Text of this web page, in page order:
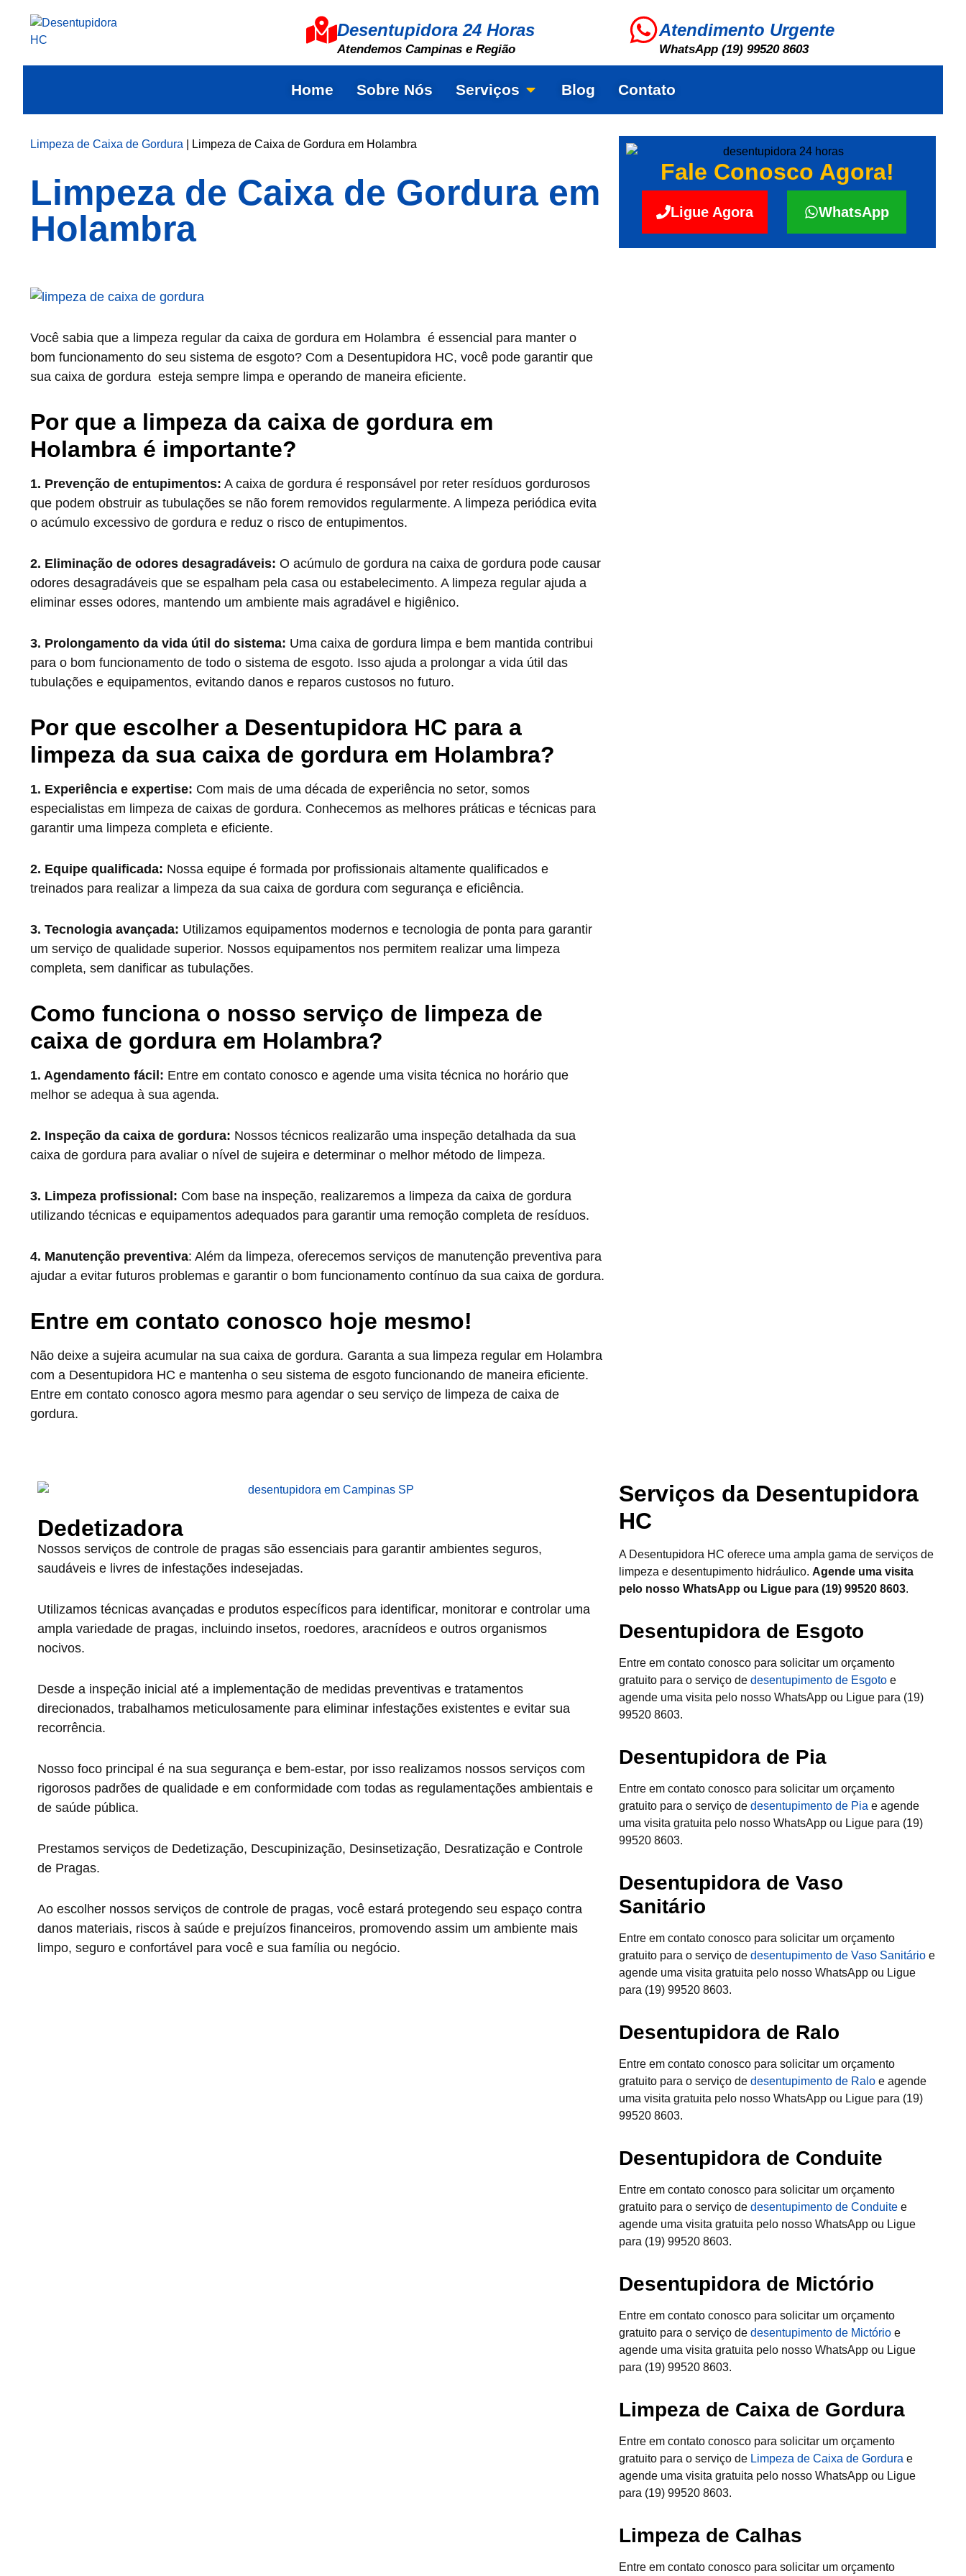
Desentupidora 24 Horas
Atendemos Campinas e Região
Atendimento Urgente
WhatsApp (19) 99520 8603
Home Sobre Nós Serviços Blog Contato
Limpeza de Caixa de Gordura Limpeza de Caixa de Gordura em Holambra
Limpeza de Caixa de Gordura em
Holambra
Você sabia que a limpeza regular da caixa de gordura em Holambra é essencial para manter o
bom funcionamento do seu sistema de esgoto? Com a Desentupidora HC, você pode garantir que
sua caixa de gordura esteja sempre limpa e operando de maneira eficiente.
Por que a limpeza da caixa de gordura em
Holambra é importante?
1. Prevenção de entupimentos: A caixa de gordura é responsável por reter resíduos gordurosos
que podem obstruir as tubulações se não forem removidos regularmente. A limpeza periódica evita
o acúmulo excessivo de gordura e reduz o risco de entupimentos.
2. Eliminação de odores desagradáveis: O acúmulo de gordura na caixa de gordura pode causar
odores desagradáveis que se espalham pela casa ou estabelecimento. A limpeza regular ajuda a
eliminar esses odores, mantendo um ambiente mais agradável e higiênico.
3. Prolongamento da vida útil do sistema: Uma caixa de gordura limpa e bem mantida contribui
para o bom funcionamento de todo o sistema de esgoto. Isso ajuda a prolongar a vida útil das
tubulações e equipamentos, evitando danos e reparos custosos no futuro.
Por que escolher a Desentupidora HC para a
limpeza da sua caixa de gordura em Holambra?
1. Experiência e expertise: Com mais de uma década de experiência no setor, somos
especialistas em limpeza de caixas de gordura. Conhecemos as melhores práticas e técnicas para
garantir uma limpeza completa e eficiente.
2. Equipe qualificada: Nossa equipe é formada por profissionais altamente qualificados e
treinados para realizar a limpeza da sua caixa de gordura com segurança e eficiência.
3. Tecnologia avançada: Utilizamos equipamentos modernos e tecnologia de ponta para garantir
um serviço de qualidade superior. Nossos equipamentos nos permitem realizar uma limpeza
completa, sem danificar as tubulações.
Como funciona o nosso serviço de limpeza de
caixa de gordura em Holambra?
1. Agendamento fácil: Entre em contato conosco e agende uma visita técnica no horário que
melhor se adequa à sua agenda.
2. Inspeção da caixa de gordura: Nossos técnicos realizarão uma inspeção detalhada da sua
caixa de gordura para avaliar o nível de sujeira e determinar o melhor método de limpeza.
3. Limpeza profissional: Com base na inspeção, realizaremos a limpeza da caixa de gordura
utilizando técnicas e equipamentos adequados para garantir uma remoção completa de resíduos.
4. Manutenção preventiva: Além da limpeza, oferecemos serviços de manutenção preventiva para
ajudar a evitar futuros problemas e garantir o bom funcionamento contínuo da sua caixa de gordura.
Entre em contato conosco hoje mesmo!
Não deixe a sujeira acumular na sua caixa de gordura. Garanta a sua limpeza regular em Holambra
com a Desentupidora HC e mantenha o seu sistema de esgoto funcionando de maneira eficiente.
Entre em contato conosco agora mesmo para agendar o seu serviço de limpeza de caixa de
gordura.
Fale Conosco Agora!
Ligue Agora WhatsApp
Dedetizadora
Nossos serviços de controle de pragas são essenciais para garantir ambientes seguros,
saudáveis e livres de infestações indesejadas.
Utilizamos técnicas avançadas e produtos específicos para identificar, monitorar e controlar uma
ampla variedade de pragas, incluindo insetos, roedores, aracnídeos e outros organismos
nocivos.
Desde a inspeção inicial até a implementação de medidas preventivas e tratamentos
direcionados, trabalhamos meticulosamente para eliminar infestações existentes e evitar sua
recorrência.
Nosso foco principal é na sua segurança e bem-estar, por isso realizamos nossos serviços com
rigorosos padrões de qualidade e em conformidade com todas as regulamentações ambientais e
de saúde pública.
Prestamos serviços de Dedetização, Descupinização, Desinsetização, Desratização e Controle
de Pragas.
Ao escolher nossos serviços de controle de pragas, você estará protegendo seu espaço contra
danos materiais, riscos à saúde e prejuízos financeiros, promovendo assim um ambiente mais
limpo, seguro e confortável para você e sua família ou negócio.
Serviços da Desentupidora
HC
A Desentupidora HC oferece uma ampla gama de serviços de
limpeza e desentupimento hidráulico. Agende uma visita
pelo nosso WhatsApp ou Ligue para (19) 99520 8603.
Desentupidora de Esgoto
Entre em contato conosco para solicitar um orçamento
gratuito para o serviço dedesentupimento de Esgoto e
agende uma visita pelo nosso WhatsApp ou Ligue para (19)
99520 8603.
Desentupidora de Pia
Entre em contato conosco para solicitar um orçamento
gratuito para o serviço dedesentupimento de Pia e agende
uma visita gratuita pelo nosso WhatsApp ou Ligue para (19)
99520 8603.
Desentupidora de Vaso
Sanitário
Entre em contato conosco para solicitar um orçamento
gratuito para o serviço dedesentupimento de Vaso Sanitário e
agende uma visita gratuita pelo nosso WhatsApp ou Ligue
para (19) 99520 8603.
Desentupidora de Ralo
Entre em contato conosco para solicitar um orçamento
gratuito para o serviço dedesentupimento de Ralo e agende
uma visita gratuita pelo nosso WhatsApp ou Ligue para (19)
99520 8603.
Desentupidora de Conduite
Entre em contato conosco para solicitar um orçamento
gratuito para o serviço dedesentupimento de Conduite e
agende uma visita gratuita pelo nosso WhatsApp ou Ligue
para (19) 99520 8603.
Desentupidora de Mictório
Entre em contato conosco para solicitar um orçamento
gratuito para o serviço dedesentupimento de Mictório e
agende uma visita gratuita pelo nosso WhatsApp ou Ligue
para (19) 99520 8603.
Limpeza de Caixa de Gordura
Entre em contato conosco para solicitar um orçamento
gratuito para o serviço de Limpeza de Caixa de Gordura e
agende uma visita gratuita pelo nosso WhatsApp ou Ligue
para (19) 99520 8603.
Limpeza de Calhas
Entre em contato conosco para solicitar um orçamento